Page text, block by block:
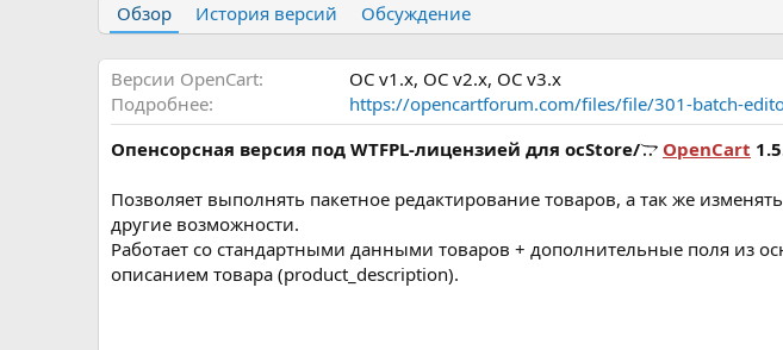
о
р
а
с
о
а
н
Обзор История версий Обсуждение
Версии OpenCart OC v1.х OC v2.х OC v3.х
Подробнее
https://opencartforum.com/files/file/301-batch-
Опенсорсная версия под WTFPL-лицензией для ocStore/ OpenCart
Позволяет выполнять пакетное редактирование товаров, а так же
другие возможности.
Работает со стандартными данными товаров + дополнительные поля из
описанием товара (product_description).